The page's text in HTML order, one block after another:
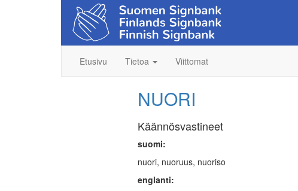
Etusivu Tietoa Viittomat
NUORI
Käännösvastineet
suomi:
nuori, nuoruus, nuoriso
englanti: